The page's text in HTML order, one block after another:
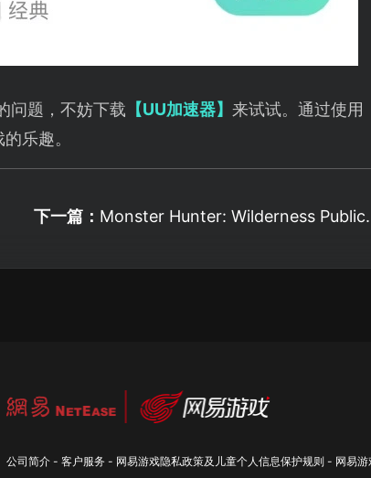
问题，不妨下载 【UU加速器】 来试试。通过使用
乐趣。
下一篇： Monster Hunter: Wilderness Public
公司简介 - 客户服务 - 网易游戏隐私政策及儿童个人信息保护规则 - 网易游